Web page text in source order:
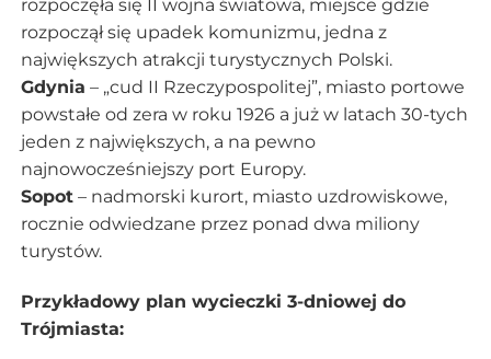
rozpoczęła się II wojna światowa, miejsce gdzie
rozpoczął się upadek komunizmu, jedna z
największych atrakcji turystycznych Polski.
Gdynia – „cud II Rzeczypospolitej”, miasto portowe
powstałe od zera w roku 1926 a już w latach 30-tych
jeden z największych, a na pewno
najnowocześniejszy port Europy.
Sopot– nadmorski kurort, miasto uzdrowiskowe,
rocznie odwiedzane przez ponad dwa miliony
turystów.
Przykładowy plan wycieczki 3-dniowej do
Trójmiasta: